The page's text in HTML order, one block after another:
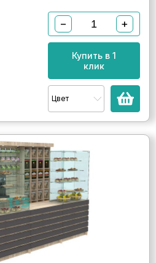
− +
Купить в 1
клик
Цвет